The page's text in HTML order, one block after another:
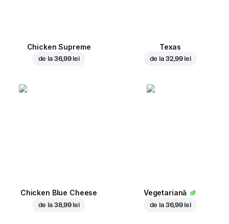
Chicken Supreme
de la 36,99 lei
Texas
de la 32,99 lei
Chicken Blue Cheese
de la 38,99 lei
Vegetariană
de la 36,99 lei